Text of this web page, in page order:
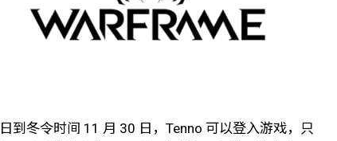
冬令时间 11 月 30 日，Tenno 可以登入游戏，只